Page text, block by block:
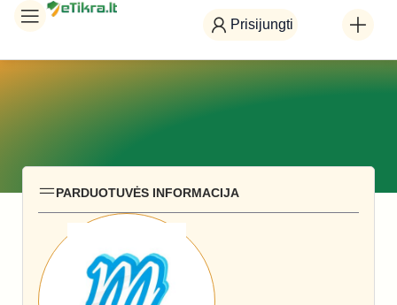
Prisijungti
PARDUOTUVĖS INFORMACIJA